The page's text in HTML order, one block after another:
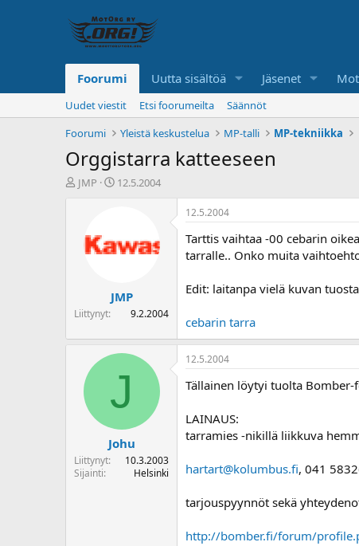
Foorumi Uutta sisältöä Jäsenet
Uudet viestit Etsi foorumeilta
Säännöt
Foorumi
Yleistä keskustelua MP-talli MP-tekniikka
Orggistarra katteeseen
K
u
a
a
JMP
A
t
u
ä
ä
12.5.2004
JMP
Liittynyt 9.2.2004
12.5.2004
Tarttis vaihtaa -00 cebarin
tarralle.. Onko muita
Edit: laitanpa vielä kuvan
cebarin tarra
J
Johu
Liittynyt
10.3.2003
Sijainti
Helsinki
12.5.2004
Tällainen löytyi tuolta
LAINAUS:
tarramies -nikillä liikkuva
hartart@kolumbus.fi, 041
tarjouspyynnöt sekä
http://bomber.fi/forum/